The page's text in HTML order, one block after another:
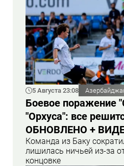
5 Августа 23:08
Боевое поражение
"Орхуса": все
ОБНОВЛЕНО +
Команда из Баку
лишилась ничьей из-за
концовке